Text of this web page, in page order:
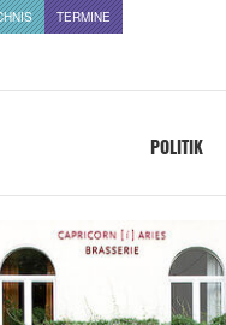
TERMINE
POLITIK